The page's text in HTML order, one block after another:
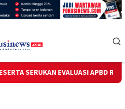
EVALUASI APBD Rp9,49 MILIAR